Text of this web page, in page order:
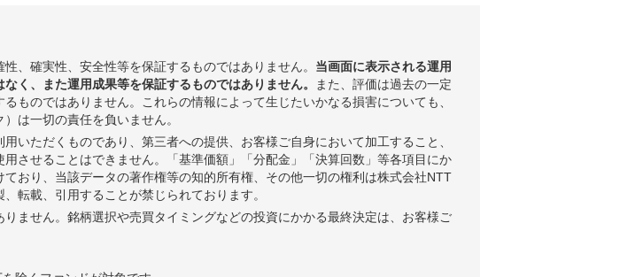
、確実性、安全性等を保証するものではありません。 当画面に表示される運用
く、また運用成果等を保証するものではありません。
また、評価は過去の一定
ものではありません。これらの情報によって生じたいかなる損害についても、
は一切の責任を負いません。
いただくものであり、第三者への提供、お客様ご自身において加工すること、
させることはできません。「基準価額」「分配金」「決算回数」等各項目にか
おり、当該データの著作権等の知的所有権、その他一切の権利は株式会社NTT
転載、引用することが禁じられております。
ません。銘柄選択や売買タイミングなどの投資にかかる最終決定は、お客様ご